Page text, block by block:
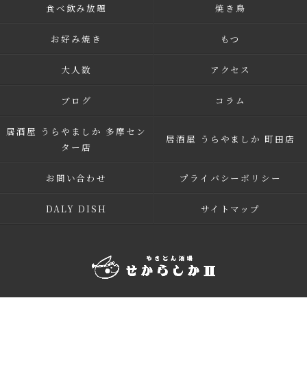
食べ飲み放題 焼き鳥
お好み焼き もつ
大人数 アクセス
ブログ コラム
居酒屋 うらやましか 多摩セン
ター店
居酒屋 うらやましか 町田店
お問い合わせ プライバシーポリシー
DALY DISH サイトマップ